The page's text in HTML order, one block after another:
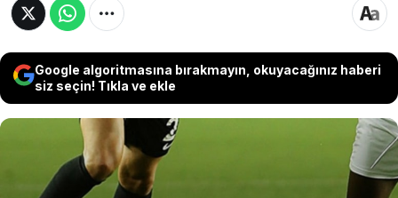
Google algoritmasına bırakmayın, okuyacağınız haberi
siz seçin! Tıkla ve ekle
Yapılan açıklamada Can Holding ve Ciner